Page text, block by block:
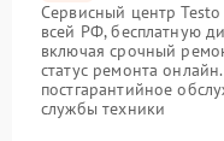
Сервисный центр Testo
всей РФ, бесплатную
включая срочный
статус ремонта
постгарантийное
службы техники